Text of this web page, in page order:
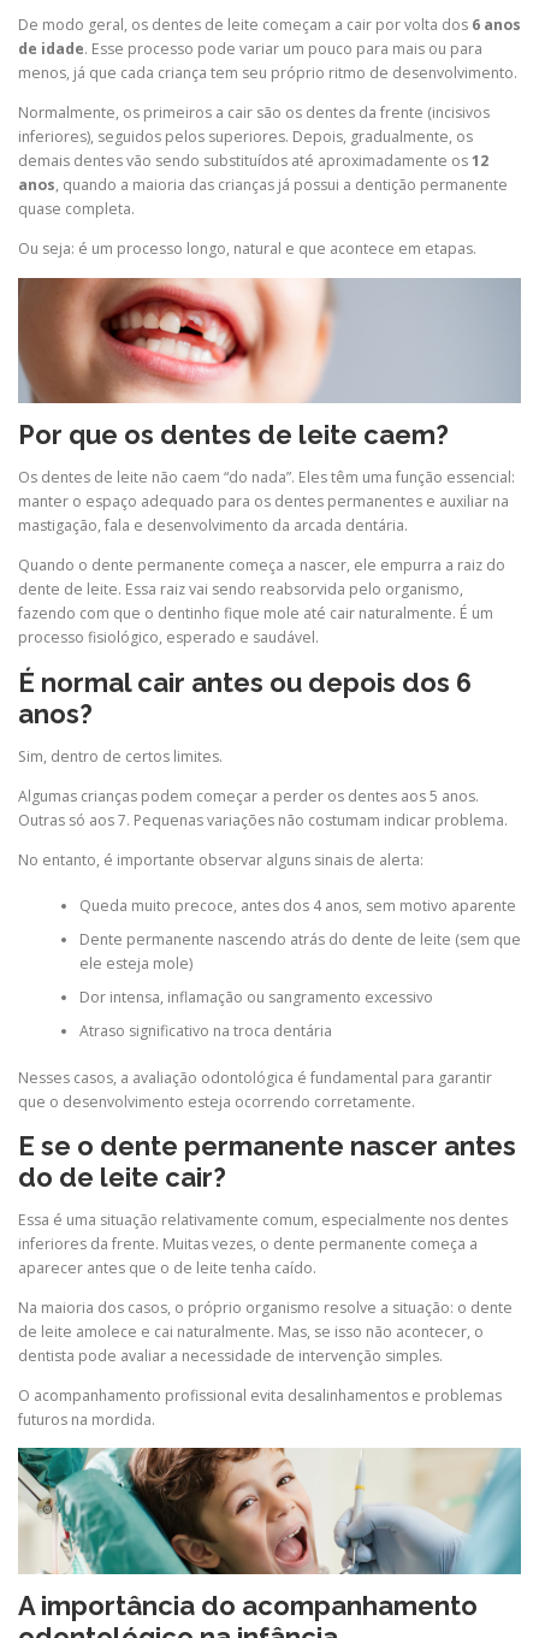
De modo geral, os dentes de leite começam a cair por volta dos 6 anos
de idade. Esse processo pode variar um pouco para mais ou para
menos, já que cada criança tem seu próprio ritmo de desenvolvimento.
Normalmente, os primeiros a cair são os dentes da frente (incisivos
inferiores), seguidos pelos superiores. Depois, gradualmente, os
demais dentes vão sendo substituídos até aproximadamente os12
anos, quando a maioria das crianças já possui a dentição permanente
quase completa.
Ou seja: é um processo longo, natural e que acontece em etapas.
Por que os dentes de leite caem?
Os dentes de leite não caem “do nada”. Eles têm uma função essencial:
manter o espaço adequado para os dentes permanentes e auxiliar na
mastigação, fala e desenvolvimento da arcada dentária.
Quando o dente permanente começa a nascer, ele empurra a raiz do
dente de leite. Essa raiz vai sendo reabsorvida pelo organismo,
fazendo com que o dentinho fique mole até cair naturalmente. É um
processo fisiológico, esperado e saudável.
É normal cair antes ou depois dos 6
anos?
Sim, dentro de certos limites.
Algumas crianças podem começar a perder os dentes aos 5 anos.
Outras só aos 7. Pequenas variações não costumam indicar problema.
No entanto, é importante observar alguns sinais de alerta:
Queda muito precoce, antes dos 4 anos, sem motivo aparente
Dente permanente nascendo atrás do dente de leite (sem que
ele esteja mole)
Dor intensa, inflamação ou sangramento excessivo
Atraso significativo na troca dentária
Nesses casos, a avaliação odontológica é fundamental para garantir
que o desenvolvimento esteja ocorrendo corretamente.
E se o dente permanente nascer antes
do de leite cair?
Essa é uma situação relativamente comum, especialmente nos dentes
inferiores da frente. Muitas vezes, o dente permanente começa a
aparecer antes que o de leite tenha caído.
Na maioria dos casos, o próprio organismo resolve a situação: o dente
de leite amolece e cai naturalmente. Mas, se isso não acontecer, o
dentista pode avaliar a necessidade de intervenção simples.
O acompanhamento profissional evita desalinhamentos e problemas
futuros na mordida.
A importância do acompanhamento